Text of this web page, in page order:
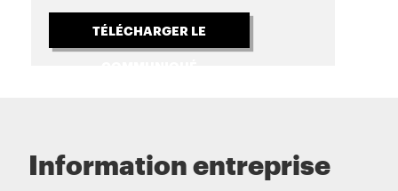
TÉLÉCHARGER LE
Information entreprise